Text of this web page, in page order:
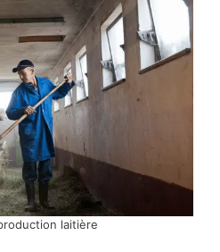
laitière